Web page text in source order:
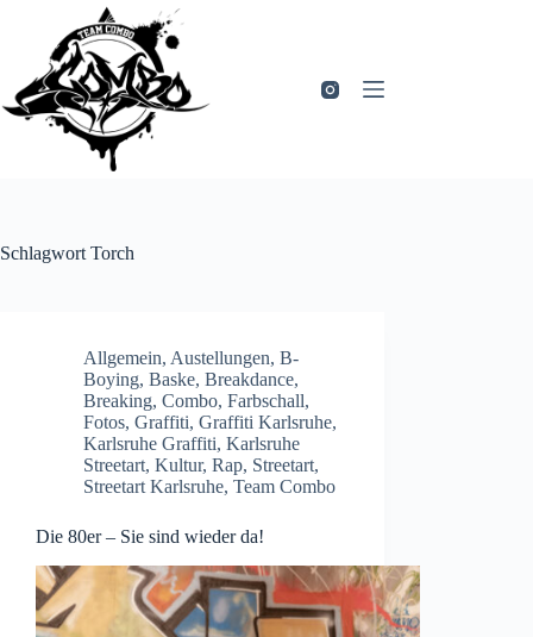
springen
Schlagwort Torch
Allgemein, Austellungen, B-
Boying, Baske, Breakdance,
Breaking, Combo, Farbschall,
Fotos, Graffiti, Graffiti Karlsruhe,
Karlsruhe Graffiti, Karlsruhe
Streetart, Kultur, Rap, Streetart,
Streetart Karlsruhe, Team Combo
Die 80er – Sie sind wieder da!